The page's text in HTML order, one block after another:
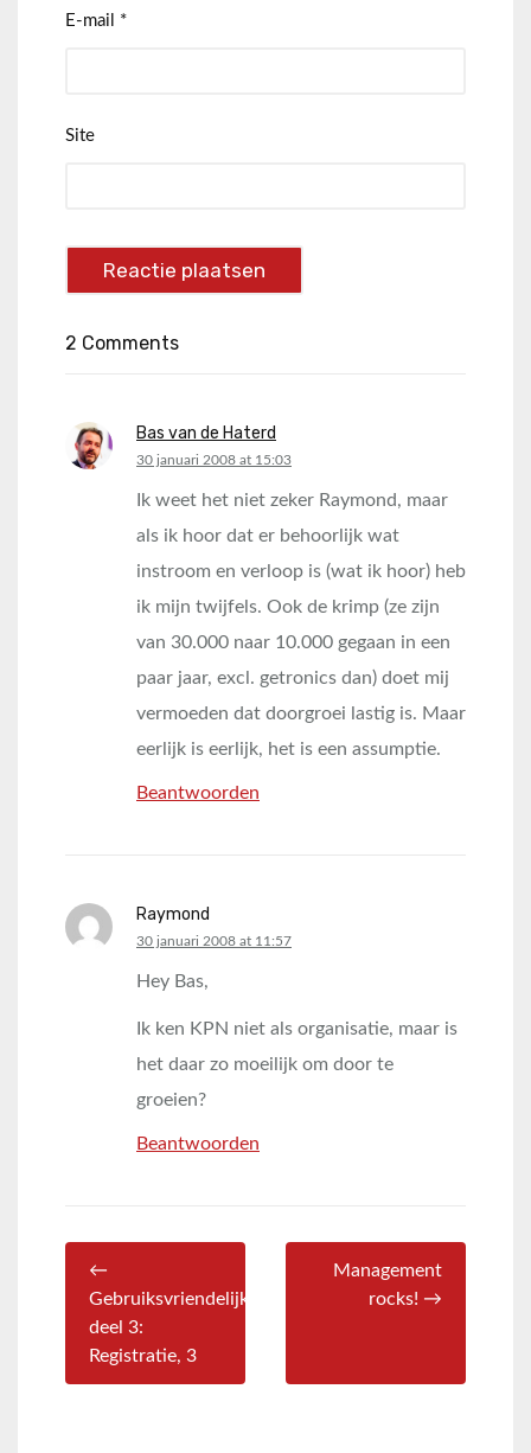
E-mail *
Site
2 Comments
Bas van de Haterd
says:
30 januari 2008 at 15:03
Ik weet het niet zeker Raymond, maar
als ik hoor dat er behoorlijk wat
instroom en verloop is (wat ik hoor) heb
ik mijn twijfels. Ook de krimp (ze zijn
van 30.000 naar 10.000 gegaan in een
paar jaar, excl. getronics dan) doet mij
vermoeden dat doorgroei lastig is. Maar
eerlijk is eerlijk, het is een assumptie.
Beantwoorden
Raymond
says:
30 januari 2008 at 11:57
Hey Bas,
Ik ken KPN niet als organisatie, maar is
het daar zo moeilijk om door te
groeien?
Beantwoorden
←
Gebruiksvriendelijkheid
deel 3:
Registratie, 3
Management
rocks! →